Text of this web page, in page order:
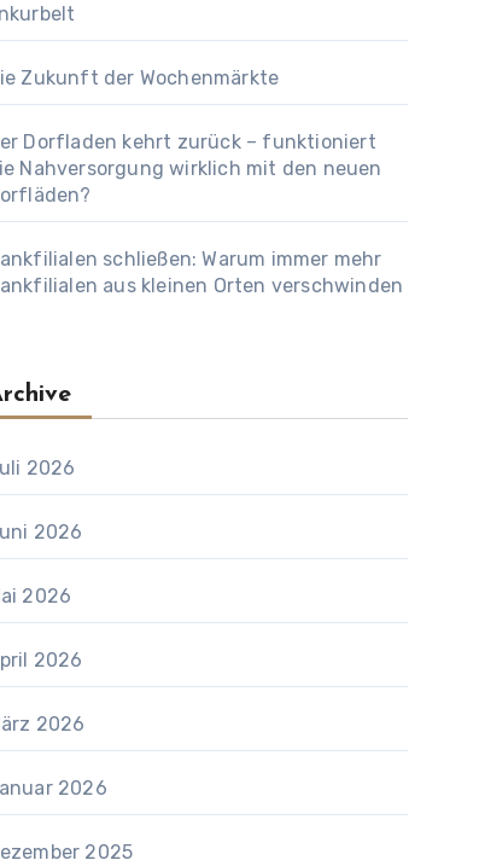
Zukunft der Wochenmärkte
Dorfladen kehrt zurück – funktioniert
Nahversorgung wirklich mit den neuen
schließen: Warum immer mehr
aus kleinen Orten verschwinden
2026
2026
2026
2026
2026
2026
2025